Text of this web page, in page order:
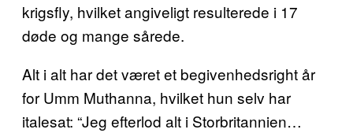
krigsfly, hvilket angiveligt resulterede i 17
døde og mange sårede.
Alt i alt har det været et begivenhedsright år
for Umm Muthanna, hvilket hun selv har
italesat: “Jeg efterlod alt i Storbritannien…